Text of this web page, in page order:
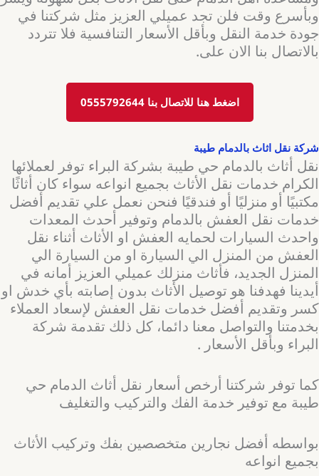
وبأسرع وقت فلن تجد عميلي العزيز مثل شركتنا في
جودة خدمة النقل وبأقل الأسعار التنافسية فلا تتردد
بالاتصال بنا الان على.
اضغط هنا للاتصال بنا 0555792644
شركة نقل اثاث بالدمام طيبة
نقل أثاث بالدمام حي طيبة بشركة البراء توفر لعملائها
الكرام خدمات نقل الأثاث بجميع انواعه سواء كان أثاثًا
مكتبيًا أو منزليًا أو فندقيًا فنحن نعمل علي تقديم أفضل
خدمات نقل العفش بالدمام وتوفير أحدث المعدات
واحدث السيارات لحمايه العفش او الأثاث أثناء نقل
العفش من المنزل الي السيارة او من السيارة الي
المنزل الجديد، فأثاث منزلك عميلي العزيز أمانه في
أيدينا فهدفنا هو توصيل الأثاث بدون إصابته بأي خدش او
كسر وتقديم أفضل خدمات نقل العفش لإسعاد العملاء
بخدمتنا والتواصل معنا دائما، كل ذلك تقدمة شركة
البراء وبأقل الأسعار .
كما توفر شركتنا أرخص أسعار نقل أثاث الدمام حي
طيبة مع توفير خدمة الفك والتركيب والتغليف
بواسطه أفضل نجارين متخصصين بفك وتركيب الأثاث
بجميع انواعه